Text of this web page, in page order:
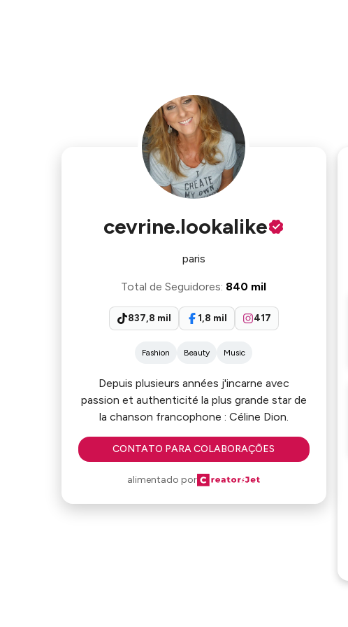
cevrine.lookalike
paris
Total de Seguidores: 840 mil
837,8 mil 1,8 mil 417
Fashion Beauty Music
Depuis plusieurs années j'incarne avec
passion et authenticité la plus grande star de
la chanson francophone : Céline Dion.
CONTATO PARA COLABORAÇÕES
alimentado por